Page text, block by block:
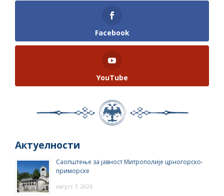
Facebook
YouTube
Актуелности
Саопштење за јавност Митрополије црногорско-
приморске
август 7, 2026